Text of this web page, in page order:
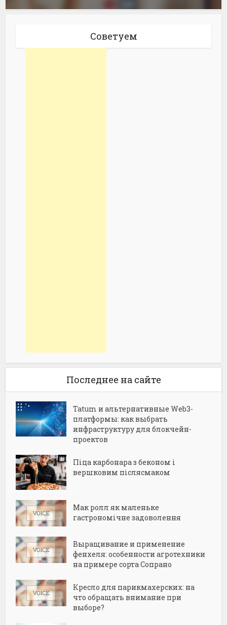
Советуем
Последнее на сайте
Tatum и альтернативные Web3-
платформы: как выбрать
инфраструктуру для блокчейн-
проектов
Піца карбонара з беконом і
вершковим післясмаком
Мак ролл як маленьке
гастрономічне задоволення
Выращивание и применение
фенхеля: особенности агротехники
на примере сорта Сопрано
Кресло для парикмахерских: на
что обращать внимание при
выборе?